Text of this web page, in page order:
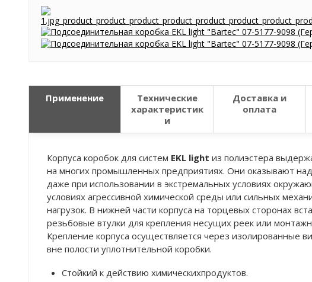
Применение
Технические
характеристик
и
Доставка и
оплата
Корпуса коробок для систем EKL light из полиэстера
на многих промышленных предприятиях. Они оказывают
даже при использовании в экстремальных условиях
условиях агрессивной химической среды или сильных
нагрузок. В нижней части корпуса на торцевых сторонах
резьбовые втулки для крепления несущих реек или
Крепление корпуса осуществляется через изолированные
вне полости уплотнительной коробки.
Cтойкий к действию химическихпродуктов.